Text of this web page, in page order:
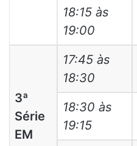
18:15 às
19:00
3ª
Série
EM
17:45 às
18:30
18:30 às
19:15